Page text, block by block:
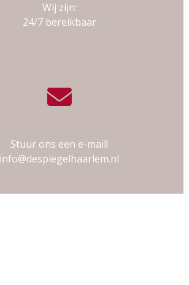
Wij zijn:
24/7 bereikbaar
Stuur ons een e-mail!
info@despiegelhaarlem.nl